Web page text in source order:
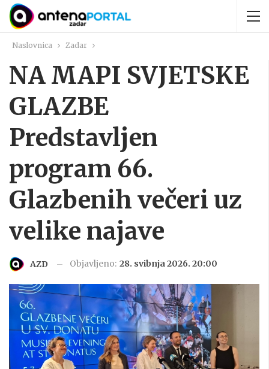
Naslovnica Zadar
NA MAPI SVJETSKE
GLAZBE
Predstavljen
program 66.
Glazbenih večeri uz
velike najave
AZD Objavljeno: 28. svibnja 2026. 20:00